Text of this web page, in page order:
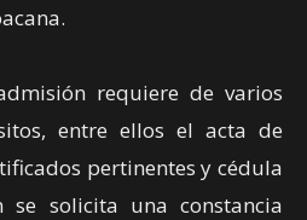
requiere de varios
entre ellos el acta de
pertinentes y cédula
se solicita una constancia